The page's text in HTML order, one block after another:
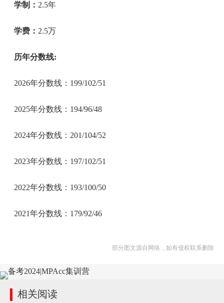
学制： 2.5年
学费： 2.5万
历年分数线:
2026年分数线：199/102/51
2025年分数线：194/96/48
2024年分数线：201/104/52
2023年分数线：197/102/51
2022年分数线：193/100/50
2021年分数线：179/92/46
部分图文源自网络，如有侵权联系删除
相关阅读